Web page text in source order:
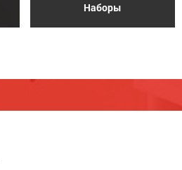
Наборы